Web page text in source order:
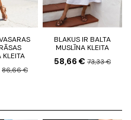
KLEITA
86,66 €
BLAKUS IR BALTA
MUSLĪNA KLEITA
58,66 € 73,33 €